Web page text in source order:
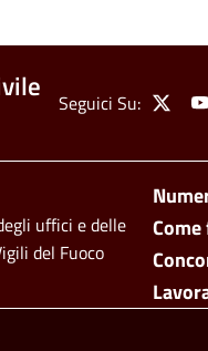
Social
Seguici Su: X
uffici e delle
del Fuoco